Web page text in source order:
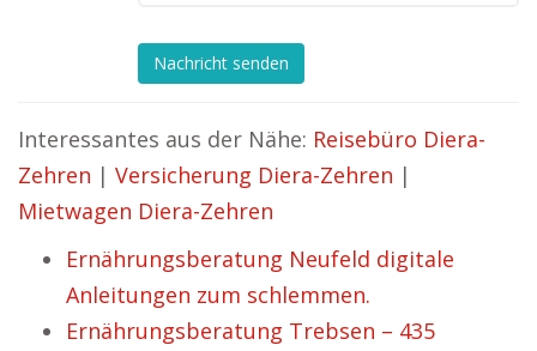
Nachricht senden
Interessantes aus der Nähe: Reisebüro Diera-
Zehren | Versicherung Diera-Zehren |
Mietwagen Diera-Zehren
Ernährungsberatung Neufeld digitale
Anleitungen zum schlemmen.
Ernährungsberatung Trebsen – 435